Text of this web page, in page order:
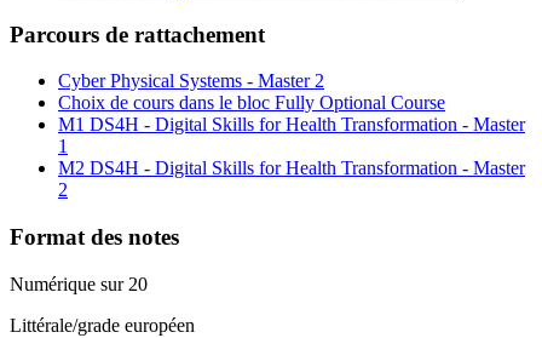
Parcours de rattachement
Cyber Physical Systems - Master 2
Choix de cours dans le bloc Fully Optional Course
M1 DS4H - Digital Skills for Health Transformation - Master
1
M2 DS4H - Digital Skills for Health Transformation - Master
2
Format des notes
Numérique sur 20
Littérale/grade européen